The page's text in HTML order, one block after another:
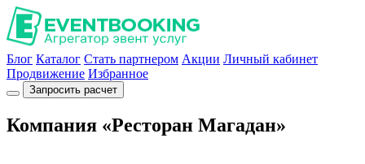
Блог Каталог Стать партнером Акции Личный кабинет
Продвижение Избранное
Запросить расчет
Компания «Ресторан Магадан»